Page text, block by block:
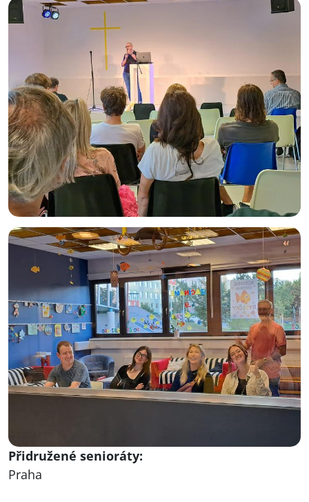
Přidružené senioráty:
Praha